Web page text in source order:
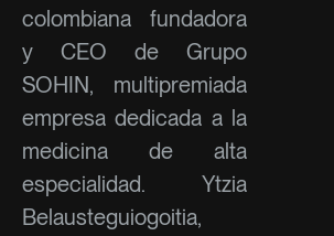
colombiana fundadora
y CEO de Grupo
SOHIN, multipremiada
empresa dedicada a la
medicina de alta
especialidad. Ytzia
Belausteguiogoitia,